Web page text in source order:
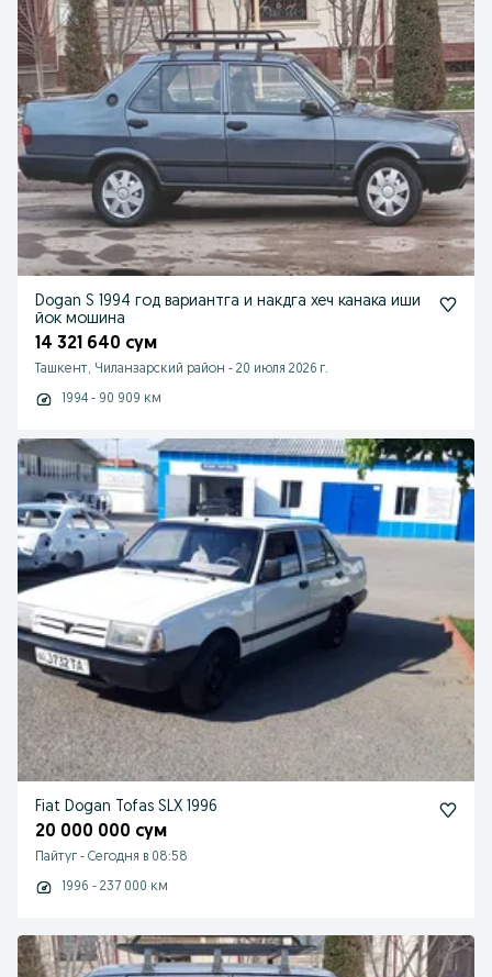
Dogan S 1994 год вариантга и накдга хеч канака иши
йок мошина
14 321 640 сум
Ташкент, Чиланзарский район - 20 июля 2026 г.
1994 - 90 909 км
Fiat Dogan Tofas SLX 1996
20 000 000 сум
Пайтуг - Сегодня в 08:58
1996 - 237 000 км